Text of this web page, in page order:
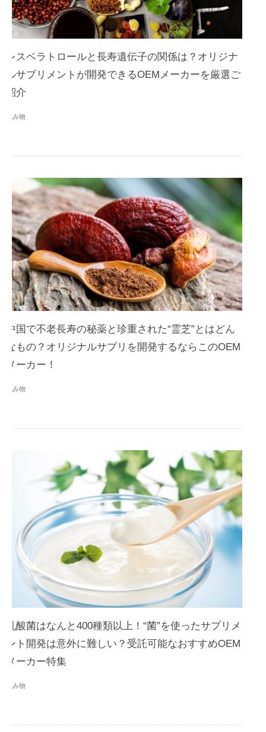
レスベラトロールと長寿遺伝子の関係は？オリジナ
ルサプリメントが開発できるOEMメーカーを厳選ご
紹介
読み物
中国で不老長寿の秘薬と珍重された“霊芝”とはどん
なもの？オリジナルサプリを開発するならこのOEM
メーカー！
読み物
乳酸菌はなんと400種類以上！“菌”を使ったサプリメ
ント開発は意外に難しい？受託可能なおすすめOEM
メーカー特集
読み物